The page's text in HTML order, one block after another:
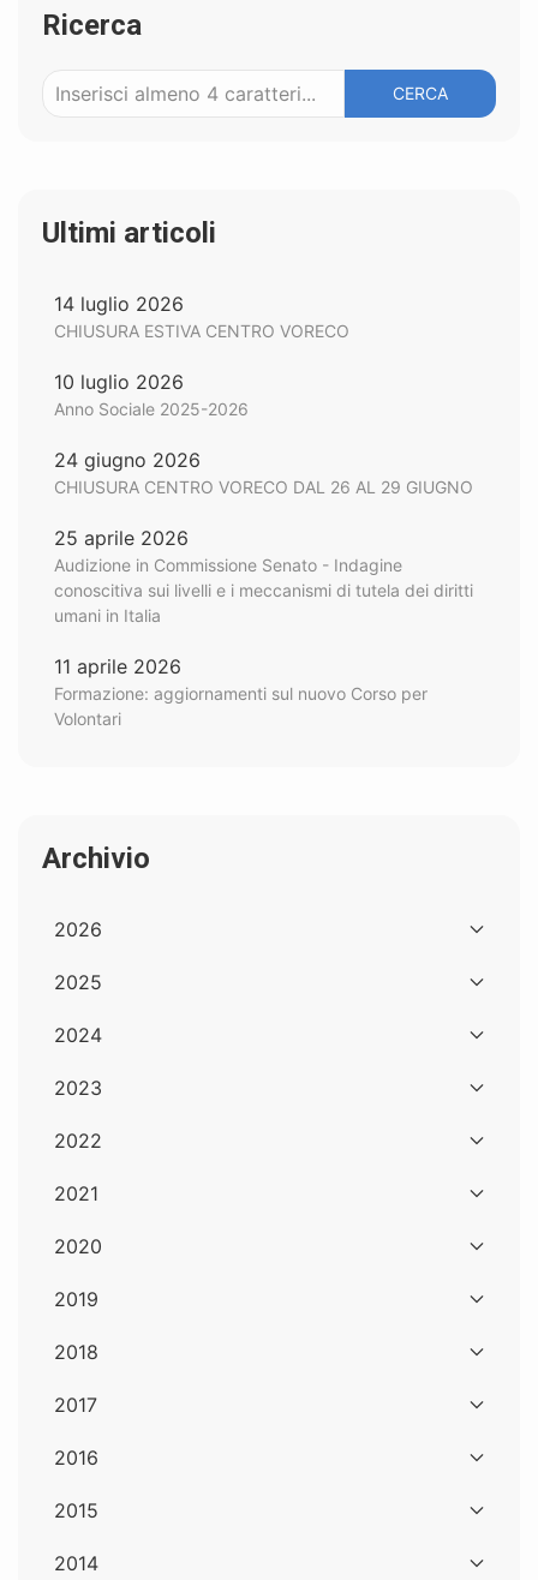
Ricerca
CERCA
Ultimi articoli
14 luglio 2026
CHIUSURA ESTIVA CENTRO VORECO
10 luglio 2026
Anno Sociale 2025-2026
24 giugno 2026
CHIUSURA CENTRO VORECO DAL 26 AL 29 GIUGNO
25 aprile 2026
Audizione in Commissione Senato - Indagine
conoscitiva sui livelli e i meccanismi di tutela dei diritti
umani in Italia
11 aprile 2026
Formazione: aggiornamenti sul nuovo Corso per
Volontari
Archivio
2026
2025
2024
2023
2022
2021
2020
2019
2018
2017
2016
2015
2014